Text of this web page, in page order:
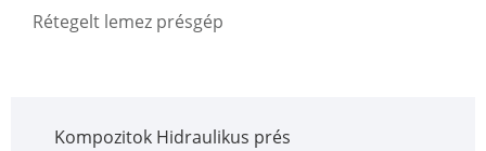
Rétegelt lemez présgép
Kompozitok Hidraulikus prés